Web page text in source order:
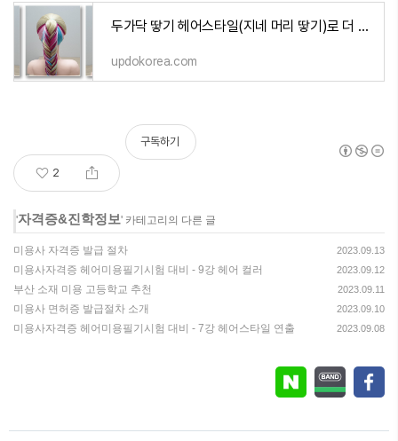
두가닥 땋기 헤어스타일(지네 머리 땋기)로 더 예쁘게 보이는 방법
updokorea.com
2
구독하기
'자격증&진학정보' 카테고리의 다른 글
미용사 자격증 발급 절차 2023.09.13
미용사자격증 헤어미용필기시험 대비 - 9강 헤어 컬러 2023.09.12
부산 소재 미용 고등학교 추천 2023.09.11
미용사 면허증 발급절차 소개 2023.09.10
미용사자격증 헤어미용필기시험 대비 - 7강 헤어스타일 연출 2023.09.08